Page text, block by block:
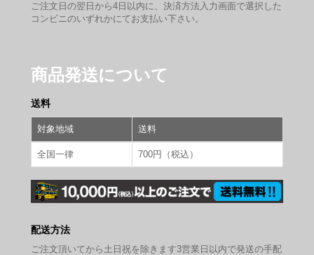
ご注文日の翌日から4日以内に、決済方法入力画面で選択した
コンビニのいずれかにてお支払い下さい。
商品発送について
送料
対象地域 送料
全国一律 700円（税込）
配送方法
ご注文頂いてから土日祝を除きます3営業日以内で発送の手配